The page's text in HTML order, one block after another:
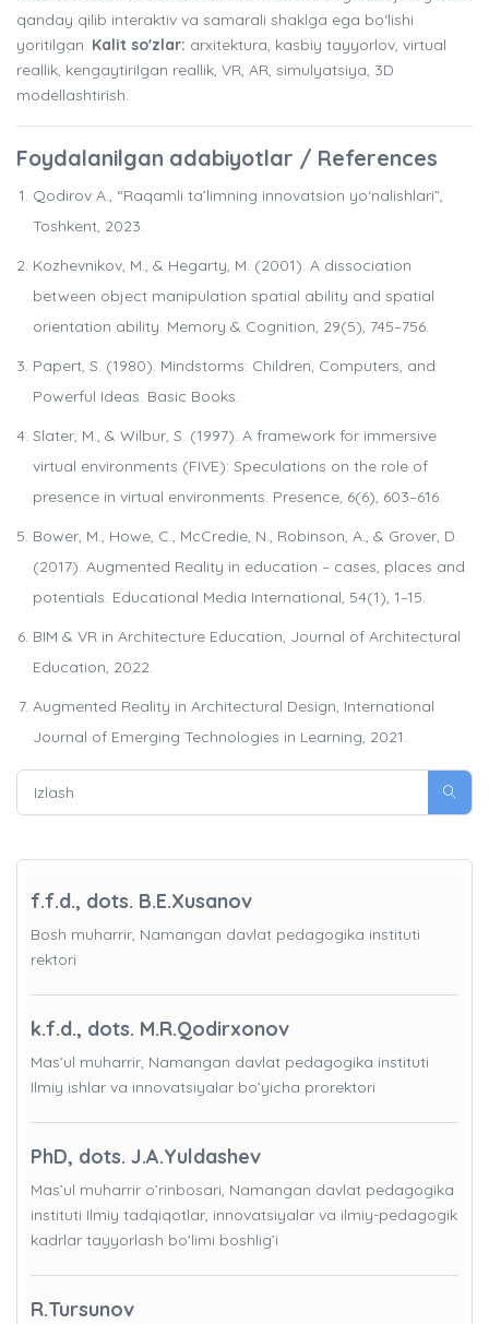
qanday qilib interaktiv va samarali shaklga ega bo‘lishi
yoritilgan. Kalit so'zlar: arxitektura, kasbiy tayyorlov, virtual
reallik, kengaytirilgan reallik, VR, AR, simulyatsiya, 3D
modellashtirish.
Foydalanilgan adabiyotlar / References
Qodirov A., “Raqamli ta’limning innovatsion yo‘nalishlari”,
Toshkent, 2023.
Kozhevnikov, M., & Hegarty, M. (2001). A dissociation
between object manipulation spatial ability and spatial
orientation ability. Memory & Cognition, 29(5), 745–756.
Papert, S. (1980). Mindstorms: Children, Computers, and
Powerful Ideas. Basic Books.
Slater, M., & Wilbur, S. (1997). A framework for immersive
virtual environments (FIVE): Speculations on the role of
presence in virtual environments. Presence, 6(6), 603–616.
Bower, M., Howe, C., McCredie, N., Robinson, A., & Grover, D.
(2017). Augmented Reality in education – cases, places and
potentials. Educational Media International, 54(1), 1–15.
BIM & VR in Architecture Education, Journal of Architectural
Education, 2022.
Augmented Reality in Architectural Design, International
Journal of Emerging Technologies in Learning, 2021.
f.f.d., dots. B.E.Xusanov
Bosh muharrir, Namangan davlat pedagogika instituti
rektori
k.f.d., dots. M.R.Qodirxonov
Mas’ul muharrir, Namangan davlat pedagogika instituti
Ilmiy ishlar va innovatsiyalar bo’yicha prorektori
PhD, dots. J.A.Yuldashev
Mas’ul muharrir o’rinbosari, Namangan davlat pedagogika
instituti Ilmiy tadqiqotlar, innovatsiyalar va ilmiy-pedagogik
kadrlar tayyorlash bo'limi boshlig’i
R.Tursunov